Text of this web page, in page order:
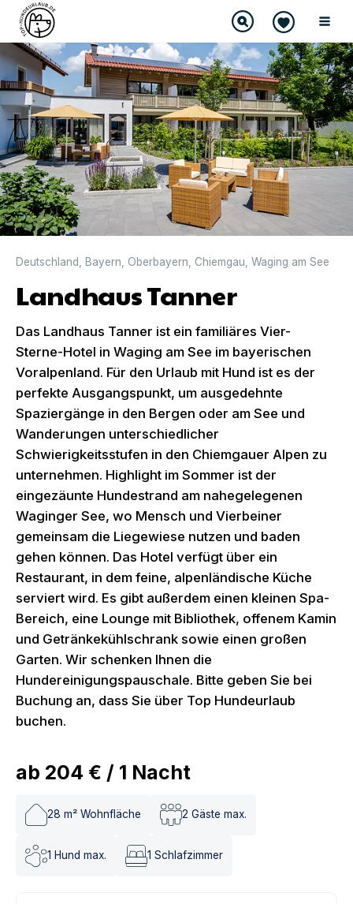
Deutschland Bayern Oberbayern Chiemgau Waging am See
Landhaus Tanner
Das Landhaus Tanner ist ein familiäres Vier-
Sterne-Hotel in Waging am See im bayerischen
Voralpenland. Für den Urlaub mit Hund ist es der
perfekte Ausgangspunkt, um ausgedehnte
Spaziergänge in den Bergen oder am See und
Wanderungen unterschiedlicher
Schwierigkeitsstufen in den Chiemgauer Alpen zu
unternehmen. Highlight im Sommer ist der
eingezäunte Hundestrand am nahegelegenen
Waginger See, wo Mensch und Vierbeiner
gemeinsam die Liegewiese nutzen und baden
gehen können. Das Hotel verfügt über ein
Restaurant, in dem feine, alpenländische Küche
serviert wird. Es gibt außerdem einen kleinen Spa-
Bereich, eine Lounge mit Bibliothek, offenem Kamin
und Getränkekühlschrank sowie einen großen
Garten. Wir schenken Ihnen die
Hundereinigungspauschale. Bitte geben Sie bei
Buchung an, dass Sie über Top Hundeurlaub
buchen.
ab 204 € / 1 Nacht
28 m² Wohnfläche 2 Gäste max.
1 Hund max. 1 Schlafzimmer